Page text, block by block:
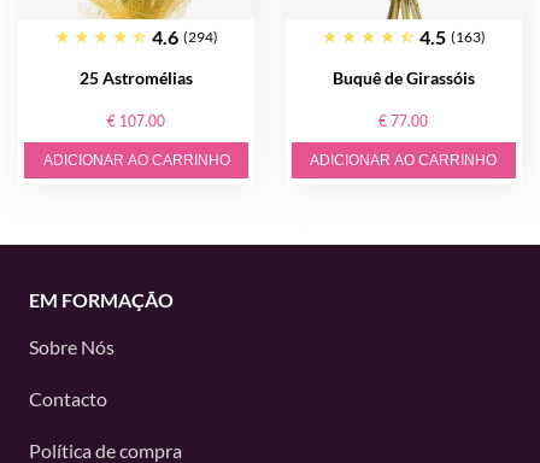
4.6 (294)
25 Astromélias
€ 107.00
ADICIONAR AO CARRINHO
4.5 (163)
Buquê de Girassóis
€ 77.00
ADICIONAR AO CARRINHO
EM FORMAÇÃO
Sobre Nós
Contacto
Política de compra